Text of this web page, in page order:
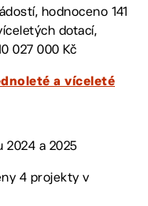
hodnoceno 141
dotací,
027 000 Kč
a víceleté
2024 a 2025
4 projekty v